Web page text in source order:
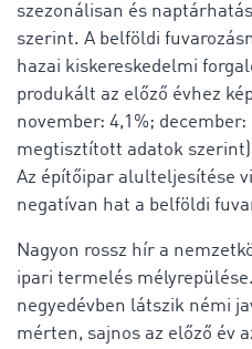
szezonálisan és
szerint. A belföldi
hazai kiskereskedelmi
produkált az előző évhez
november: 4,1%;
megtisztított adatok
Az építőipar alulteljesítése
negatívan hat a belföldi
Nagyon rossz hír a
ipari termelés
negyedévben látszik némi
mérten, sajnos az előző év